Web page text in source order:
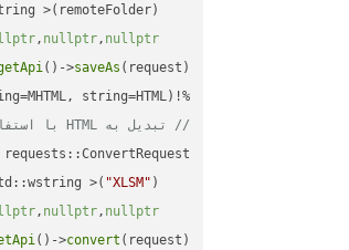
, nullptr, nullptr
()->saveAs
%!(EXTRA string=HTML, string=MHTML, string=HTML)
// تبدیل به HTML با استفاده از Aspose.Cells
"XLSM"
    requestFile,
, nullptr, nullptr
()->convert (request);